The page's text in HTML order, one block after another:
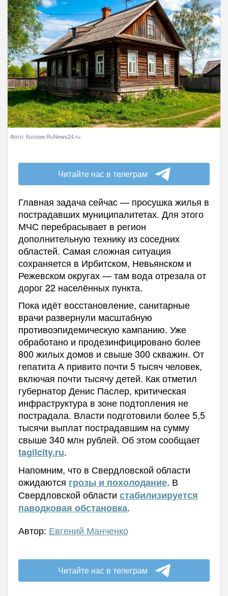
Фото: Коллаж RuNews24.ru
Читайте нас в телеграм
Главная задача сейчас — просушка жилья в
пострадавших муниципалитетах. Для этого
МЧС перебрасывает в регион
дополнительную технику из соседних
областей. Самая сложная ситуация
сохраняется в Ирбитском, Невьянском и
Режевском округах — там вода отрезала от
дорог 22 населённых пункта.
Пока идёт восстановление, санитарные
врачи развернули масштабную
противоэпидемическую кампанию. Уже
обработано и продезинфицировано более
800 жилых домов и свыше 300 скважин. От
гепатита А привито почти 5 тысяч человек,
включая почти тысячу детей. Как отметил
губернатор Денис Паслер, критическая
инфраструктура в зоне подтопления не
пострадала. Власти подготовили более 5,5
тысячи выплат пострадавшим на сумму
свыше 340 млн рублей. Об этом сообщает
tagilcity.ru.
Напомним, что в Свердловской области
ожидаются грозы и похолодание. В
Свердловской области стабилизируется
паводковая обстановка.
Автор: Евгений Манченко
Читайте нас в телеграм